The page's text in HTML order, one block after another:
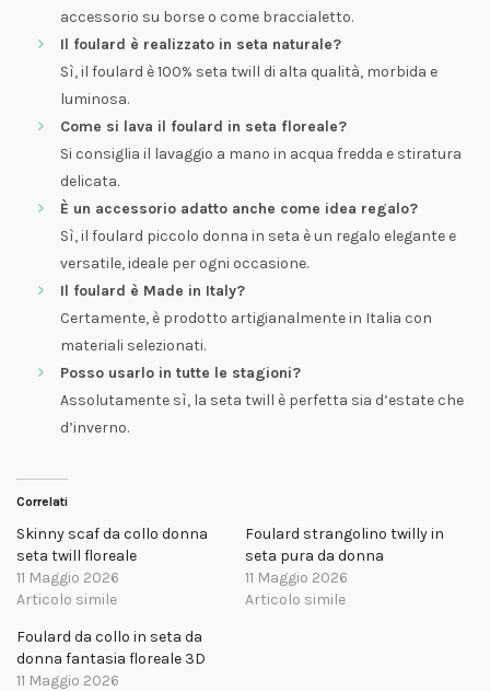
accessorio su borse o come braccialetto.
Il foulard è realizzato in seta naturale?
Sì, il foulard è 100% seta twill di alta qualità, morbida e
luminosa.
Come si lava il foulard in seta floreale?
Si consiglia il lavaggio a mano in acqua fredda e stiratura
delicata.
È un accessorio adatto anche come idea regalo?
Sì, il foulard piccolo donna in seta è un regalo elegante e
versatile, ideale per ogni occasione.
Il foulard è Made in Italy?
Certamente, è prodotto artigianalmente in Italia con
materiali selezionati.
Posso usarlo in tutte le stagioni?
Assolutamente sì, la seta twill è perfetta sia d’estate che
d’inverno.
Correlati
Skinny scaf da collo donna
seta twill floreale
11 Maggio 2026
Articolo simile
Foulard strangolino twilly in
seta pura da donna
11 Maggio 2026
Articolo simile
Foulard da collo in seta da
donna fantasia floreale 3D
11 Maggio 2026